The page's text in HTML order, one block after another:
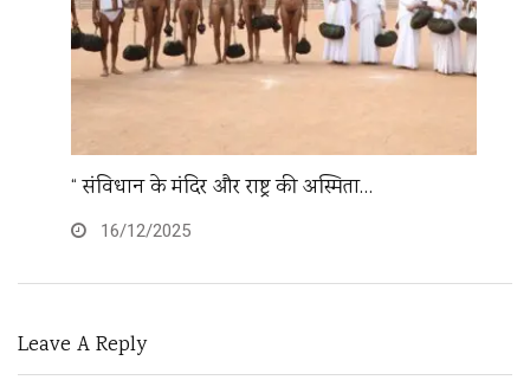
“ संविधान के मंदिर और राष्ट्र की अस्मिता…
16/12/2025
Leave A Reply